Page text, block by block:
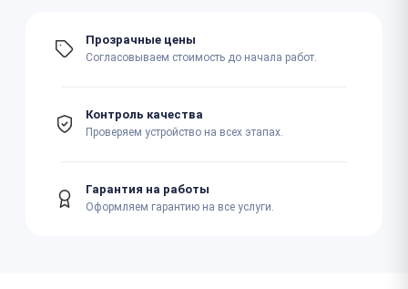
Прозрачные цены
Согласовываем стоимость до начала работ.
Контроль качества
Проверяем устройство на всех этапах.
Гарантия на работы
Оформляем гарантию на все услуги.